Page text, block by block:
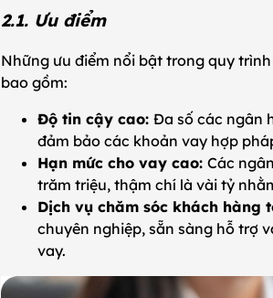
2.1. Ưu điểm
Những ưu điểm nổi bật trong quy
bao gồm:
Độ tin cậy cao: Đa số các ngân
đảm bảo các khoản vay hợp
Hạn mức cho vay cao: Các
trăm triệu, thậm chí là vài tỷ
Dịch vụ chăm sóc khách hàng
chuyên nghiệp, sẵn sàng hỗ trợ
vay.